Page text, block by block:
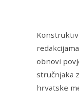
obnovi
stručnjaka
hrvatske